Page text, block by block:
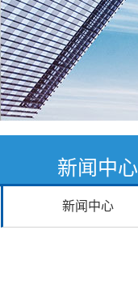
新闻中心
新闻中心